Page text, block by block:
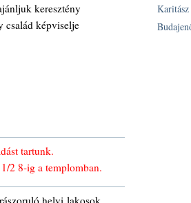
keresztény
család képviselje
tartunk.
2 8-ig a templomban.